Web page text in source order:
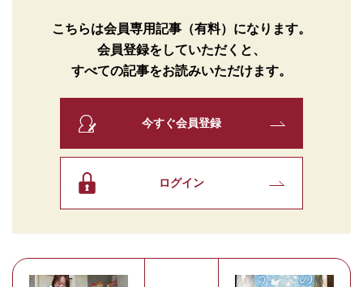
こちらは会員専用記事（有料）になります。
会員登録をしていただくと、
すべての記事をお読みいただけます。
今すぐ会員登録
ログイン